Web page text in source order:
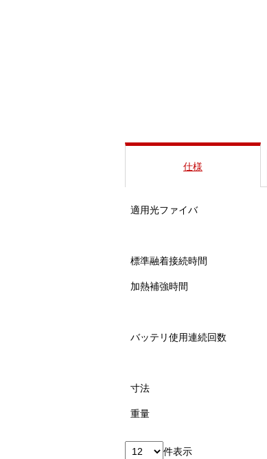
仕様
適用光ファイバ
標準融着接続時間
加熱補強時間
バッテリ使用連続回数
寸法
重量
件表示